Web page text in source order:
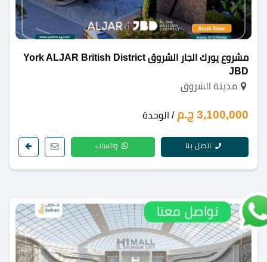
مشروع يورك الجار الشروق York ALJAR British District
JBD
مدينة الشروق
3,100,000 ج.م / الوحدة
اتصل بنا واتساب
تواصل معنا